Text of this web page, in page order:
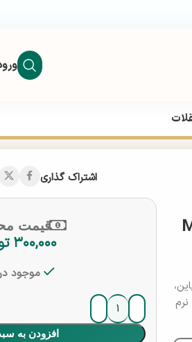
آلپاین،
اشتراک گذاری
قیمت
۳۰۰,۰۰۰
موجود در
افزودن به